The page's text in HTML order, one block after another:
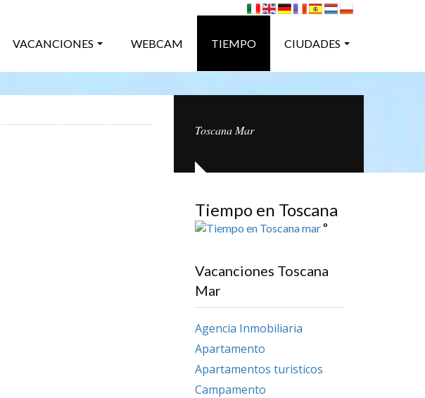
VACANCIONES WEBCAM TIEMPO CIUDADES
Toscana Mar
Tiempo en Toscana
°
Vacanciones Toscana
Mar
Agencia Inmobiliaria
Apartamento
Apartamentos turisticos
Campamento